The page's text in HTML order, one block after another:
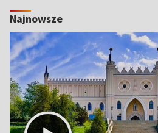
Najnowsze